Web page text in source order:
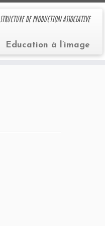
structure de production associative
Education à l’image